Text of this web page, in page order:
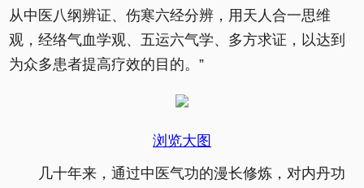
从中医八纲辨证、伤寒六经分辨，用天人合一思维
观，经络气血学观、五运六气学、多方求证，以达到
为众多患者提高疗效的目的。”
浏览大图
几十年来，通过中医气功的漫长修炼，对内丹功